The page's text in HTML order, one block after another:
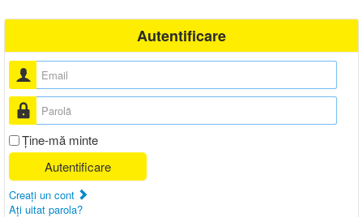
Autentificare
Nume utilizator
Parolă
Ţine-mă minte
Autentificare
Creaţi un cont
Aţi uitat parola?